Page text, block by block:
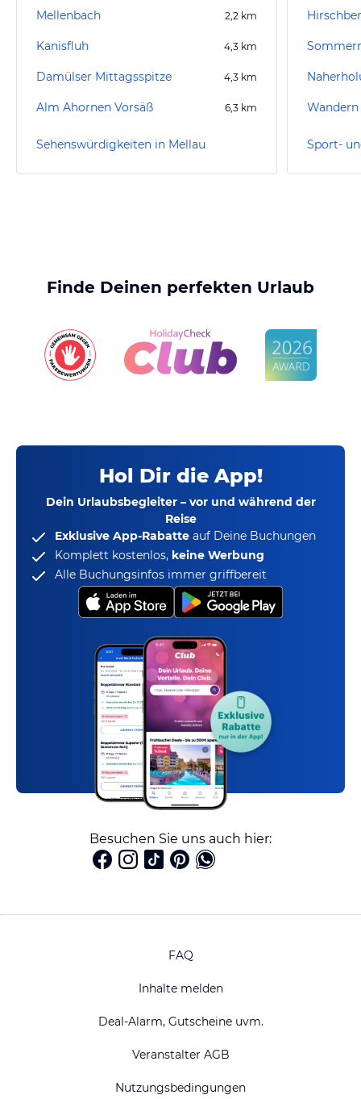
Mellenbach 2,2 km
Kanisfluh 4,3 km
Damülser Mittagsspitze 4,3 km
Alm Ahornen Vorsäß 6,3 km
Sehenswürdigkeiten in Mellau Sport-
Finde Deinen perfekten Urlaub
Hol Dir die App!
Dein Urlaubsbegleiter – vor und während der
Reise
Exklusive App-Rabatte auf Deine Buchungen
Komplett kostenlos, keine Werbung
Alle Buchungsinfos immer griffbereit
Besuchen Sie uns auch hier:
FAQ
Inhalte melden
Deal-Alarm, Gutscheine uvm.
Veranstalter AGB
Nutzungsbedingungen